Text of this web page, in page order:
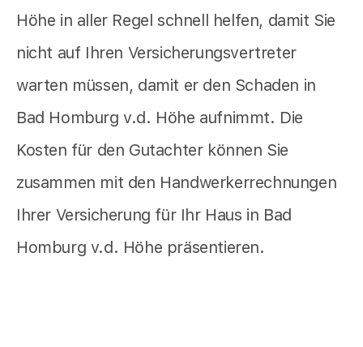
Höhe in aller Regel schnell helfen, damit Sie
nicht auf Ihren Versicherungsvertreter
warten müssen, damit er den Schaden in
Bad Homburg v.d. Höhe aufnimmt. Die
Kosten für den Gutachter können Sie
zusammen mit den Handwerkerrechnungen
Ihrer Versicherung für Ihr Haus in Bad
Homburg v.d. Höhe präsentieren.